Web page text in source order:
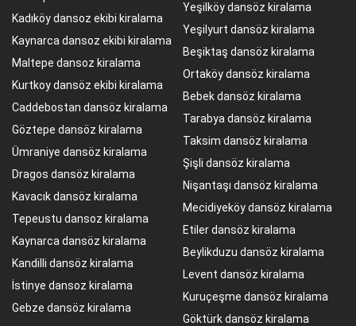
Kadıköy dansoz ekibi kiralama
Kaynarca dansoz ekibi kiralama
Maltepe dansoz kiralama
Kurtkoy dansöz ekibi kiralama
Caddebostan dansöz kiralama
Göztepe dansöz kiralama
Ümraniye dansöz kiralama
Dragos dansöz kiralama
Kavacık dansöz kiralama
Tepeustu dansoz kiralama
Kaynarca dansöz kiralama
Kandilli dansöz kiralama
İstinye dansoz kiralama
Gebze dansöz kiralama
Yeşilköy dansöz kiralama
Yeşilyurt dansöz kiralama
Beşiktaş dansöz kiralama
Ortaköy dansöz kiralama
Bebek dansöz kiralama
Tarabya dansöz kiralama
Taksim dansöz kiralama
Şişli dansöz kiralama
Nişantaşı dansöz kiralama
Mecidiyeköy dansöz kiralama
Etiler dansöz kiralama
Beylikduzu dansöz kiralama
Levent dansöz kiralama
Kuruçeşme dansöz kiralama
Göktürk dansöz kiralama